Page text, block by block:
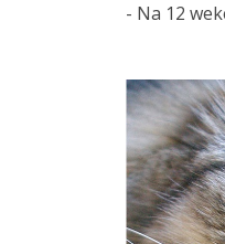
- Na 12